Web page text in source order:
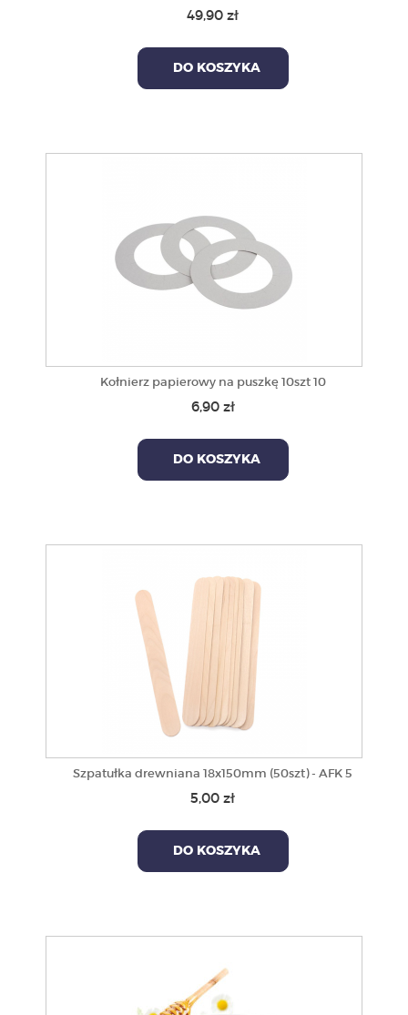
49,90 zł
DO KOSZYKA
Kołnierz papierowy na puszkę 10szt 10
6,90 zł
DO KOSZYKA
Szpatułka drewniana 18x150mm (50szt) - AFK 5
5,00 zł
DO KOSZYKA